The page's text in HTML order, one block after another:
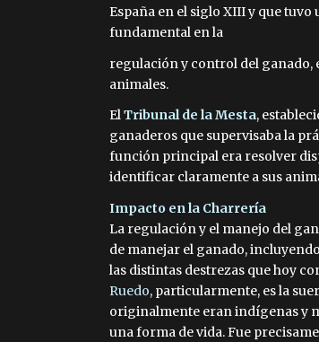
España en el siglo XIII y que
fundamental en la
regulación y control del ganado,
animales.
ElTribunal de la Mesta,
ganaderos que supervisaba la
función principal era resolver
identificar claramente a sus
Impacto en la Charrería
La regulación y el manejo del
de manejar el ganado,
las distintas destrezas que hoy
Ruedo, particularmente, es la
originalmente eran indígenas y
una forma de vida. Fue